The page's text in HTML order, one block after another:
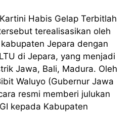
Habis Gelap Terbitlah
terealisasikan oleh
Jepara dengan
di Jepara, yang menjadi
Jawa, Bali, Madura. Oleh
Waluyo (Gubernur Jawa
resmi memberi julukan
kepada Kabupaten